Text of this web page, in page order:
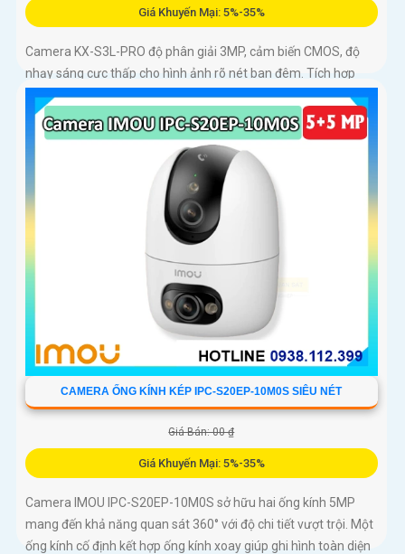
Giá Khuyến Mại: 5%-35%
Camera KX-S3L-PRO độ phân giải 3MP, cảm biến CMOS, độ
nhạy sáng cực thấp cho hình ảnh rõ nét ban đêm. Tích hợp
WiFi 6, hỗ trợ Auto Tracking, phát hiện người và phương tiện,
đàm thoại 2 chiều, báo động còi hú, đèn chớp
CAMERA ỐNG KÍNH KÉP IPC-S20EP-10M0S SIÊU NÉT
Giá Bán: 00 ₫
Giá Khuyến Mại: 5%-35%
Camera IMOU IPC-S20EP-10M0S sở hữu hai ống kính 5MP
mang đến khả năng quan sát 360° với độ chi tiết vượt trội. Một
ống kính cố định kết hợp ống kính xoay giúp ghi hình toàn diện